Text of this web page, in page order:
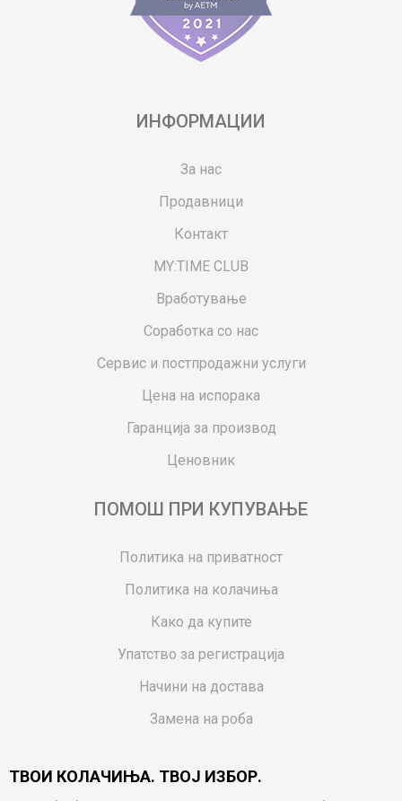
ИНФОРМАЦИИ
За нас
Продавници
Контакт
MY:TIME CLUB
Вработување
Соработка со нас
Сервис и постпродажни услуги
Цена на испорака
Гаранција за производ
Ценовник
ПОМОШ ПРИ КУПУВАЊЕ
Политика на приватност
Политика на колачиња
Како да купите
Упатство за регистрација
Начини на достава
Замена на роба
Ваучери
ТВОИ КОЛАЧИЊА. ТВОЈ ИЗБОР.